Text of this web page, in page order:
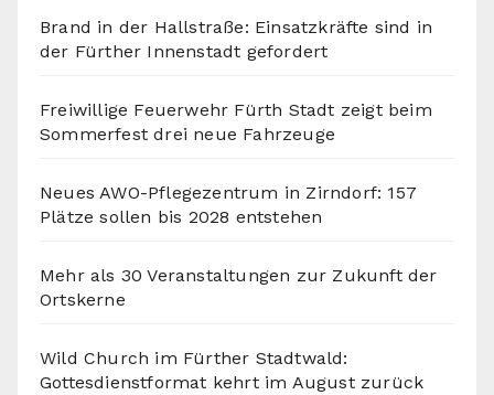
Brand in der Hallstraße: Einsatzkräfte sind in
der Fürther Innenstadt gefordert
Freiwillige Feuerwehr Fürth Stadt zeigt beim
Sommerfest drei neue Fahrzeuge
Neues AWO-Pflegezentrum in Zirndorf: 157
Plätze sollen bis 2028 entstehen
Mehr als 30 Veranstaltungen zur Zukunft der
Ortskerne
Wild Church im Fürther Stadtwald:
Gottesdienstformat kehrt im August zurück